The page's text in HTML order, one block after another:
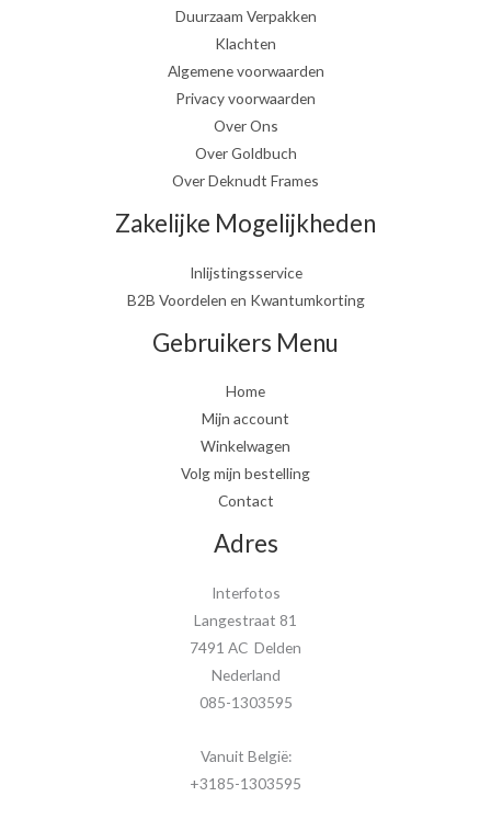
Duurzaam Verpakken
Klachten
Algemene voorwaarden
Privacy voorwaarden
Over Ons
Over Goldbuch
Over Deknudt Frames
Zakelijke Mogelijkheden
Inlijstingsservice
B2B Voordelen en Kwantumkorting
Gebruikers Menu
Home
Mijn account
Winkelwagen
Volg mijn bestelling
Contact
Adres
Interfotos
Langestraat 81
7491 AC Delden
Nederland
085-1303595
Vanuit België:
+3185-1303595